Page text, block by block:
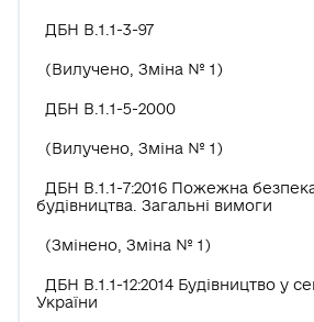
ДБН В.1.1-3-97
(Вилучено, Зміна № 1)
ДБН В.1.1-5-2000
(Вилучено, Зміна № 1)
ДБН В.1.1-7:2016 Пожежна безпека
будівництва. Загальні вимоги
(Змінено, Зміна № 1)
ДБН В.1.1-12:2014 Будівництво у
України